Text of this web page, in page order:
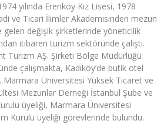
yılında Erenköy Kız Lisesi, 1978
ve Ticari İlimler Akademisinden mezun
değişik şirketlerinde yöneticilik
itibaren turizm sektöründe çalıştı.
Turizm AŞ. Şirketi Bölge Müdürlüğü
çalışmakta, Kadıköy’de butik otel
Marmara Üniversitesi Yüksek Ticaret ve
Mezunlar Derneği İstanbul Şube ve
üyeliği, Marmara Üniversitesi
Kurulu üyeliği görevlerinde bulundu.